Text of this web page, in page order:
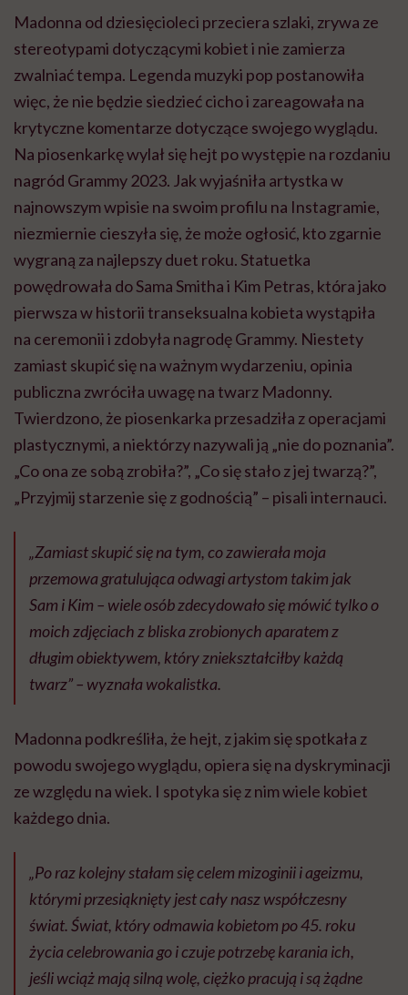
Madonna od dziesięcioleci przeciera szlaki, zrywa ze
stereotypami dotyczącymi kobiet i nie zamierza
zwalniać tempa. Legenda muzyki pop postanowiła
więc, że nie będzie siedzieć cicho i zareagowała na
krytyczne komentarze dotyczące swojego wyglądu.
Na piosenkarkę wylał się hejt po występie na rozdaniu
nagród Grammy 2023. Jak wyjaśniła artystka w
najnowszym wpisie na swoim profilu na Instagramie,
niezmiernie cieszyła się, że może ogłosić, kto zgarnie
wygraną za najlepszy duet roku. Statuetka
powędrowała do Sama Smitha i Kim Petras, która jako
pierwsza w historii transeksualna kobieta wystąpiła
na ceremonii i zdobyła nagrodę Grammy. Niestety
zamiast skupić się na ważnym wydarzeniu, opinia
publiczna zwróciła uwagę na twarz Madonny.
Twierdzono, że piosenkarka przesadziła z operacjami
plastycznymi, a niektórzy nazywali ją „nie do poznania”.
„Co ona ze sobą zrobiła?”, „Co się stało z jej twarzą?”,
„Przyjmij starzenie się z godnością” – pisali internauci.
„Zamiast skupić się na tym, co zawierała moja
przemowa gratulująca odwagi artystom takim jak
Sam i Kim – wiele osób zdecydowało się mówić tylko o
moich zdjęciach z bliska zrobionych aparatem z
długim obiektywem, który zniekształciłby każdą
twarz” – wyznała wokalistka.
Madonna podkreśliła, że hejt, z jakim się spotkała z
powodu swojego wyglądu, opiera się na dyskryminacji
ze względu na wiek. I spotyka się z nim wiele kobiet
każdego dnia.
„Po raz kolejny stałam się celem mizoginii i ageizmu,
którymi przesiąknięty jest cały nasz współczesny
świat. Świat, który odmawia kobietom po 45. roku
życia celebrowania go i czuje potrzebę karania ich,
jeśli wciąż mają silną wolę, ciężko pracują i są żądne